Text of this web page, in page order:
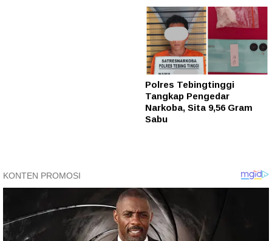
Polres Tebingtinggi
Tangkap Pengedar
Narkoba, Sita 9,56 Gram
Sabu